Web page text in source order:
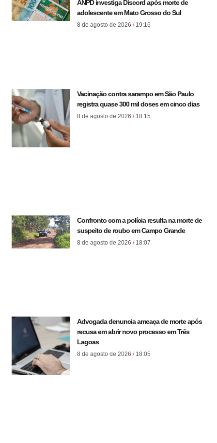
ANPD investiga Discord após morte de
adolescente em Mato Grosso do Sul
8 de agosto de 2026 19:16
Vacinação contra sarampo em São Paulo
registra quase 300 mil doses em cinco dias
8 de agosto de 2026 18:15
Confronto com a polícia resulta na morte de
suspeito de roubo em Campo Grande
8 de agosto de 2026 18:07
Advogada denuncia ameaça de morte após
recusa em abrir novo processo em Três
Lagoas
8 de agosto de 2026 18:05